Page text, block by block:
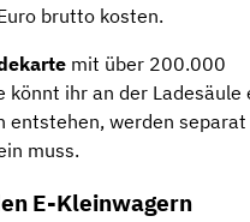
brutto kosten.
mit über 200.000
ihr an der Ladesäule
entstehen, werden separat
muss.
E-Kleinwagern